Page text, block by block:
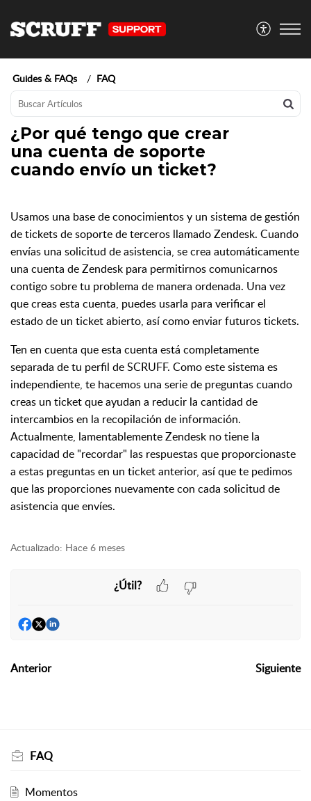
Guides & FAQs FAQ
¿Por qué tengo que crear
una cuenta de soporte
cuando envío un ticket?
Usamos una base de conocimientos y un sistema de gestión
de tickets de soporte de terceros llamado Zendesk. Cuando
envías una solicitud de asistencia, se crea automáticamente
una cuenta de Zendesk para permitirnos comunicarnos
contigo sobre tu problema de manera ordenada. Una vez
que creas esta cuenta, puedes usarla para verificar el
estado de un ticket abierto, así como enviar futuros tickets.
Ten en cuenta que esta cuenta está completamente
separada de tu perfil de SCRUFF. Como este sistema es
independiente, te hacemos una serie de preguntas cuando
creas un ticket que ayudan a reducir la cantidad de
intercambios en la recopilación de información.
Actualmente, lamentablemente Zendesk no tiene la
capacidad de "recordar" las respuestas que proporcionaste
a estas preguntas en un ticket anterior, así que te pedimos
que las proporciones nuevamente con cada solicitud de
asistencia que envíes.
Actualizado: Hace 6 meses
¿Útil?
Anterior Siguiente
FAQ
Momentos